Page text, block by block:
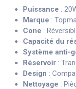
Puissance :
Marque :
Cone :
Capacité du
Système anti-
Réservoir :
Design :
Nettoyage :